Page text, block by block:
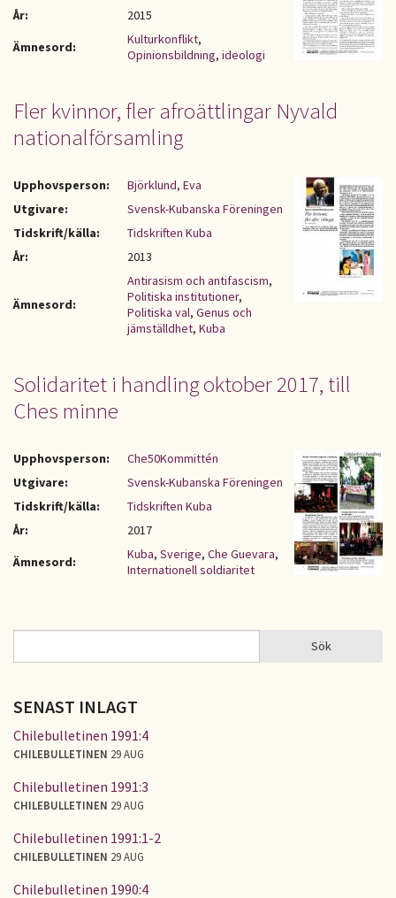
År:
2015
Ämnesord:
Kulturkonflikt,
Opinionsbildning, ideologi
Fler kvinnor, fler afroättlingar Nyvald
nationalförsamling
Upphovsperson:
Björklund, Eva
Utgivare:
Svensk-Kubanska Föreningen
Tidskrift/källa:
Tidskriften Kuba
År:
2013
Ämnesord:
Antirasism och antifascism,
Politiska institutioner,
Politiska val, Genus och
jämställdhet, Kuba
Solidaritet i handling oktober 2017, till
Ches minne
Upphovsperson:
Che50Kommittén
Utgivare:
Svensk-Kubanska Föreningen
Tidskrift/källa:
Tidskriften Kuba
År:
2017
Ämnesord:
Kuba, Sverige, Che Guevara,
Internationell soldiaritet
SÖKFORMULÄR Sök
SENAST INLAGT
Chilebulletinen 1991:4
CHILEBULLETINEN 29 AUG
Chilebulletinen 1991:3
CHILEBULLETINEN 29 AUG
Chilebulletinen 1991:1-2
CHILEBULLETINEN 29 AUG
Chilebulletinen 1990:4